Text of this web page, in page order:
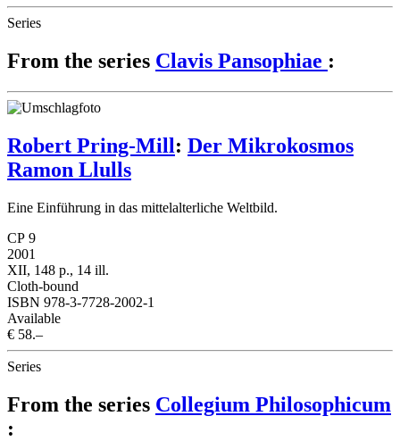
Series
From the series Clavis Pansophiae :
Robert Pring-Mill: Der Mikrokosmos
Ramon Llulls
Eine Einführung in das mittelalterliche Weltbild.
CP 9
2001
XII, 148 p., 14 ill.
Cloth-bound
ISBN 978-3-7728-2002-1
Available
€ 58.–
Series
From the series Collegium Philosophicum
: